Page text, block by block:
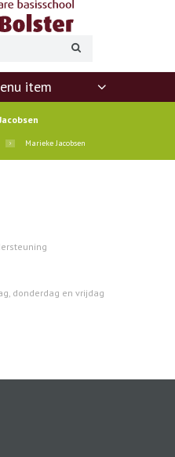
item
Marieke Jacobsen
donderdag en vrijdag